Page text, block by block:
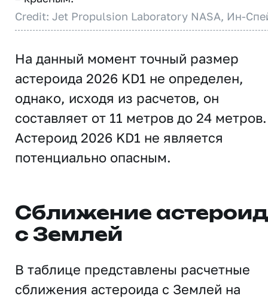
Credit: Jet Propulsion Laboratory NASA, Ин-
На данный момент точный размер
астероида 2026 KD1 не определен,
однако, исходя из расчетов, он
составляет от 11 метров до 24 метров.
Астероид 2026 KD1 не является
потенциально опасным.
Сближение
с Землей
В таблице представлены расчетные
сближения астероида с Землей на